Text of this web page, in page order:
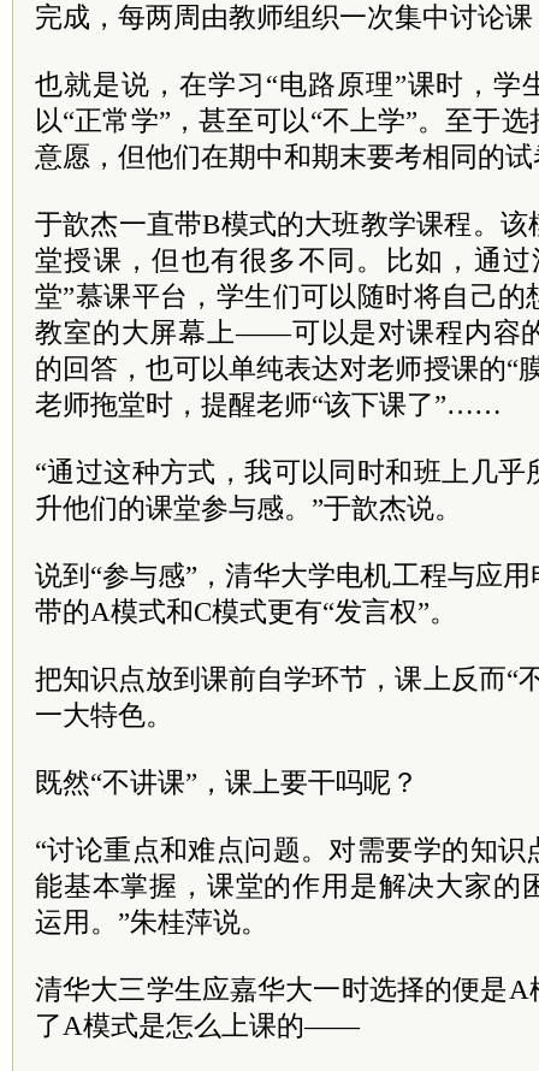
完成，每两周由教师组织一次集中讨论
也就是说，在学习“电路原理”课时，学
以“正常学”，甚至可以“不上学”。至于
意愿，但他们在期中和期末要考相同的
于歆杰一直带B模式的大班教学课程。
堂授课，但也有很多不同。比如，通
堂”慕课平台，学生们可以随时将自己
教室的大屏幕上——可以是对课程内容
的回答，也可以单纯表达对老师授课的“
老师拖堂时，提醒老师“该下课了”……
“通过这种方式，我可以同时和班上几
升他们的课堂参与感。”于歆杰说。
说到“参与感”，清华大学电机工程与应
带的A模式和C模式更有“发言权”。
把知识点放到课前自学环节，课上反而“
一大特色。
既然“不讲课”，课上要干吗呢？
“讨论重点和难点问题。对需要学的知
能基本掌握，课堂的作用是解决大家的
运用。”朱桂萍说。
清华大三学生应嘉华大一时选择的便是
了A模式是怎么上课的——